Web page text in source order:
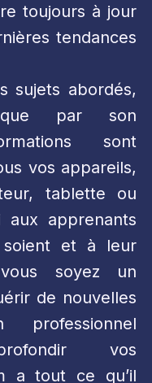
toujours à jour
tendances
sujets abordés,
par son
sont
vos appareils,
tablette ou
aux apprenants
et à leur
soyez un
de nouvelles
vos
a tout ce qu’il